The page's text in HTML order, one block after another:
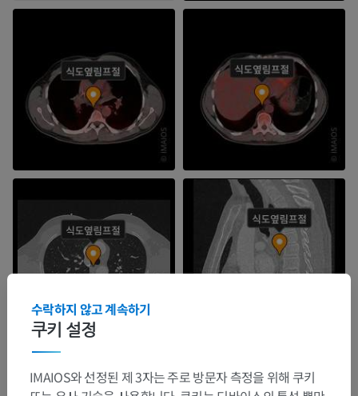
쿠키 설정
수락하지 않고 계속하기
IMAIOS와 선정된 제 3자는 주로 방문자 측정을 위해 쿠키